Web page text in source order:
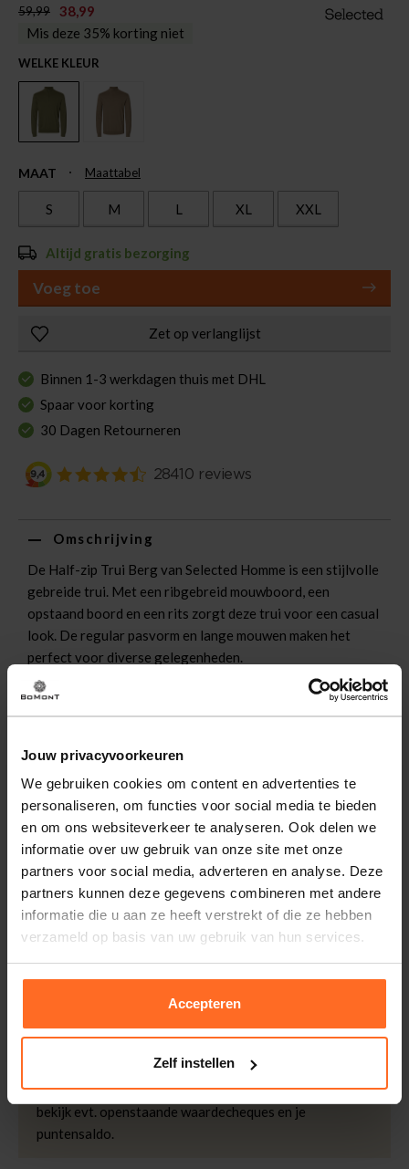
Jouw privacyvoorkeuren
We gebruiken cookies om content en advertenties te
personaliseren, om functies voor social media te bieden
en om ons websiteverkeer te analyseren. Ook delen we
informatie over uw gebruik van onze site met onze
partners voor social media, adverteren en analyse. Deze
partners kunnen deze gegevens combineren met andere
informatie die u aan ze heeft verstrekt of die ze hebben
verzameld op basis van uw gebruik van hun services.
Accepteren
Zelf instellen
59,99
38,99
Mis deze 35% korting niet
WELKE KLEUR
MAAT Maattabel
S M L XL XXL
Altijd gratis bezorging
Voeg toe
Zet op verlanglijst
Binnen 1-3 werkdagen thuis met DHL
Spaar voor korting
30 Dagen Retourneren
Eigenschappen
Leveranciersnummer
Categorie
Pullovers
Doelgroep
Heren
Mouwlengte
Lange Mouw
Sluiting
Ritssluiting
Wassen
30°c Bonte Was, Niet In
Droger, Lage Temp Strijk
Regular Fit
Kleur
Groen
Kwaliteit
100% Katoen
Omschrijving
De Half-zip Trui Berg van Selected Homme is een stijlvolle
gebreide trui. Met een ribgebreid mouwboord, een
opstaand boord en een rits zorgt deze trui voor een casual
look. De regular pasvorm en lange mouwen maken het
perfect voor diverse gelegenheden.
Altijd gratis bezorging
Bezorging is altijd gratis, binnen 1-3 werkdagen
thuisgeleverd met DHL.
Retourneren
Binnen 30 dagen eenvoudig retourneren via DHL voor
slechts € 4,95 of op eigen kosten via PostNL. In de
Bomont winkels kunt u ook gratis retourneren.
iDeal, Riverty (Afterpay), creditcard of Paypal, kies zelf
één van de vele betaalopties.
5% Spaarbonus
Besteed € 100,- binnen een half jaar en krijg € 5,- retour
in de vorm van een waardecheque. Log in je account en
bekijk evt. openstaande waardecheques en je
puntensaldo.